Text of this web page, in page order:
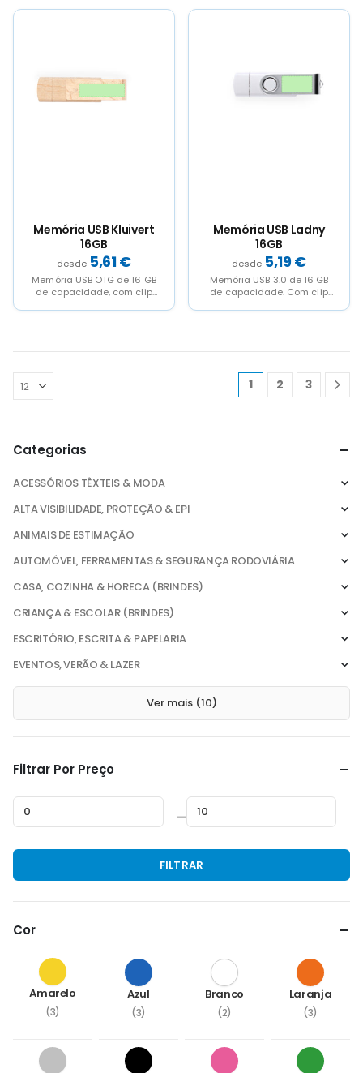
Memória USB Kluivert
16GB
5,61€
Memória USB OTG de 16 GB
de capacidade, com clip
Memória USB Ladny
16GB
5,19€
Memória USB 3.0 de 16 GB
de capacidade. Com clip
1 2 3
Categorias
ACESSÓRIOS TÊXTEIS & MODA
ALTA VISIBILIDADE, PROTEÇÃO & EPI
ANIMAIS DE ESTIMAÇÃO
AUTOMÓVEL, FERRAMENTAS & SEGURANÇA RODOVIÁRIA
CASA, COZINHA & HORECA (BRINDES)
CRIANÇA & ESCOLAR (BRINDES)
ESCRITÓRIO, ESCRITA & PAPELARIA
EVENTOS, VERÃO & LAZER
Ver mais (10)
Filtrar Por Preço
Preço
Preço
—
FILTRAR
Cor
Amarelo
(3)
Azul
(3)
Branco
(2)
Laranja
(3)